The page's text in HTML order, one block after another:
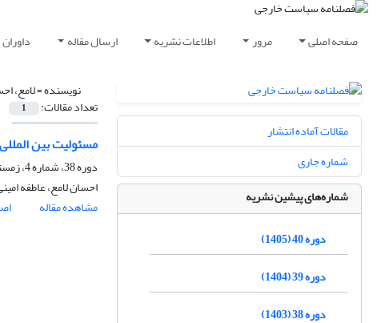
صفحه اصلی مرور اطلاعات نشریه ارسال مقاله داوران
نویسنده =لامع،
تعداد مقالات: 1
مسئولیت بین
دوره 38، شماره 4، زمستان 1403، صفحه
احسان لامع، عاطفه
مشاهده مقاله
مقالات آماده انتشار
شماره جاری
شماره‌های پیشین نشریه
دوره 40 (1405)
دوره 39 (1404)
دوره 38 (1403)